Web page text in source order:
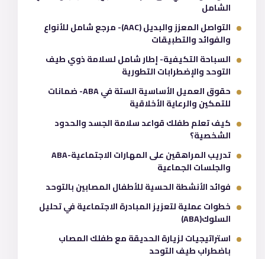
الشامل
التواصل المعزز والبديل (AAC)- مرجع شامل للأنواع
والفوائد والتطبيقات
السباحة التكيفية- إطار شامل لسلامة ذوي طيف
التوحد والإضطرابات التطورية
حقوق العميل الأساسية الستة في ABA- ضمانات
للتمكين والرعاية الأخلاقية
كيف تعلم طفلك قواعد سلامة الجسد والحدود
الشخصية؟
تدريب المراهقين على المهارات الاجتماعية-ABA
والجلسات الجماعية
فوائد الأنشطة الحسية للأطفال المصابين بالتوحد
خطوات عملية لتعزيز المبادرة الاجتماعية في تحليل
السلوك(ABA)
استراتيجيات لزيارة الحديقة مع طفلك المصاب
باضطراب طيف التوحد